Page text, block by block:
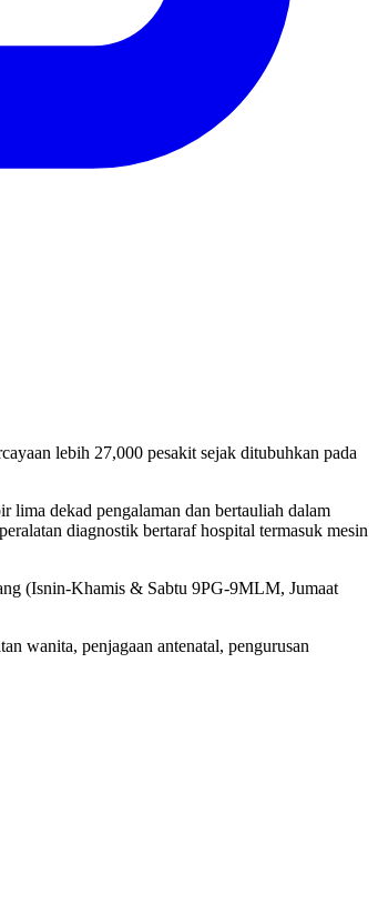
lebih 27,000 pesakit sejak ditubuhkan pada
dekad pengalaman dan bertauliah dalam
diagnostik bertaraf hospital termasuk mesin
(Isnin-Khamis & Sabtu 9PG-9MLM, Jumaat
wanita, penjagaan antenatal, pengurusan